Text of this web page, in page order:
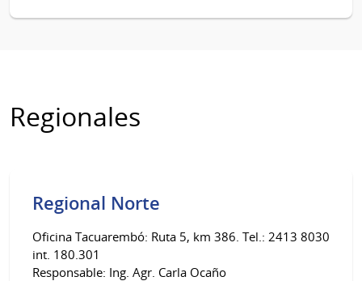
Regionales
Regional Norte
Oficina Tacuarembó: Ruta 5, km 386. Tel.: 2413 8030
int. 180.301
Responsable: Ing. Agr. Carla Ocaño